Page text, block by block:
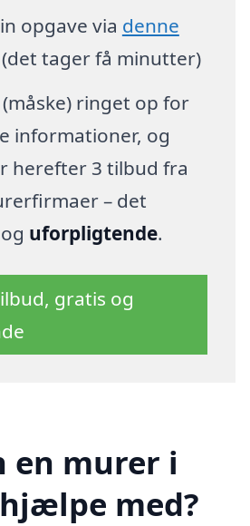
opgave via denne
tager få minutter)
ringet op for
informationer, og
herefter 3 tilbud fra
– det
uforpligtende.
gratis og
en murer i
med?